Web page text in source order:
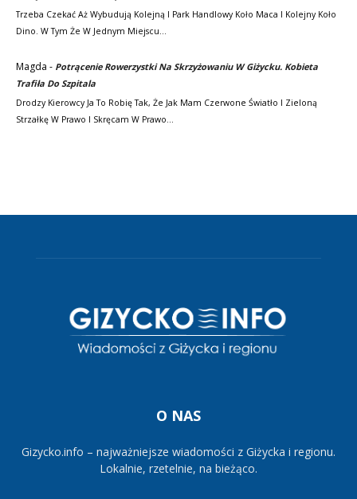
Trzeba Czekać Aż Wybudują Kolejną I Park Handlowy Koło Maca I Kolejny Koło
Dino. W Tym Że W Jednym Miejscu…
Magda - Potrącenie Rowerzystki Na Skrzyżowaniu W Giżycku. Kobieta
Trafiła Do Szpitala
Drodzy Kierowcy Ja To Robię Tak, Że Jak Mam Czerwone Światło I Zieloną
Strzałkę W Prawo I Skręcam W Prawo…
O NAS
Gizycko.info – najważniejsze wiadomości z Giżycka i regionu.
Lokalnie, rzetelnie, na bieżąco.